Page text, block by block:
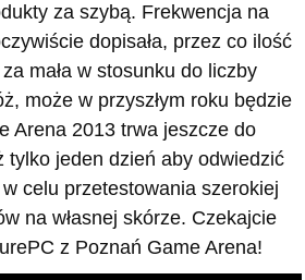
za szybą. Frekwencja na
dopisała, przez co ilość
mała w stosunku do liczby
może w przyszłym roku będzie
Arena 2013 trwa jeszcze do
tylko jeden dzień aby odwiedzić
celu przetestowania szerokiej
na własnej skórze. Czekajcie
z Poznań Game Arena!